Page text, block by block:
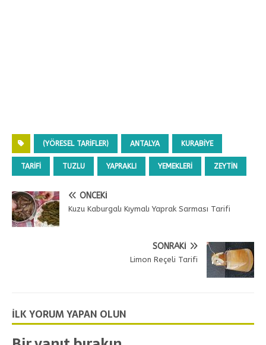
(YÖRESEL TARIFLER) ANTALYA KURABIYE
TARIFI TUZLU YAPRAKLI YEMEKLERI ZEYTIN
ÖNCEKI
Kuzu Kaburgalı Kıymalı Yaprak Sarması Tarifi
SONRAKI
Limon Reçeli Tarifi
İLK YORUM YAPAN OLUN